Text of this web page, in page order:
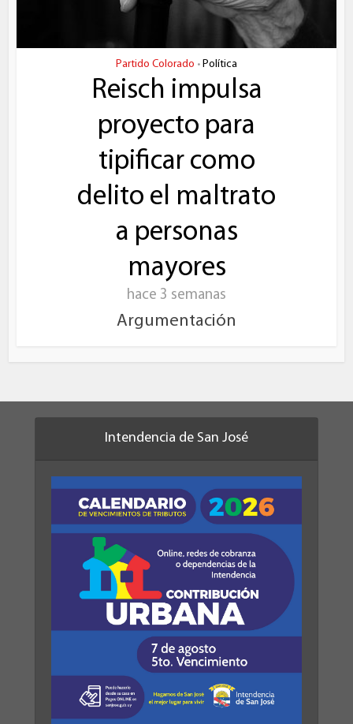
Partido Colorado • Política
Reisch impulsa
proyecto para
tipificar como
delito el maltrato
a personas
mayores
hace 3 semanas
Argumentación
Intendencia de San José